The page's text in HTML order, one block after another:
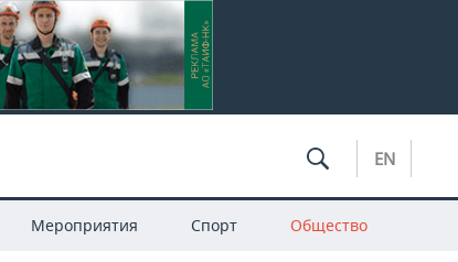
EN
Мероприятия Спорт Общество